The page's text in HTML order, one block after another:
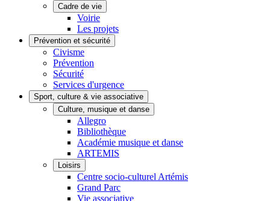
Cadre de vie
Voirie
Les projets
Prévention et sécurité
Civisme
Prévention
Sécurité
Services d'urgence
Sport, culture & vie associative
Culture, musique et danse
Allegro
Bibliothèque
Académie musique et danse
ARTEMIS
Loisirs
Centre socio-culturel Artémis
Grand Parc
Vie associative